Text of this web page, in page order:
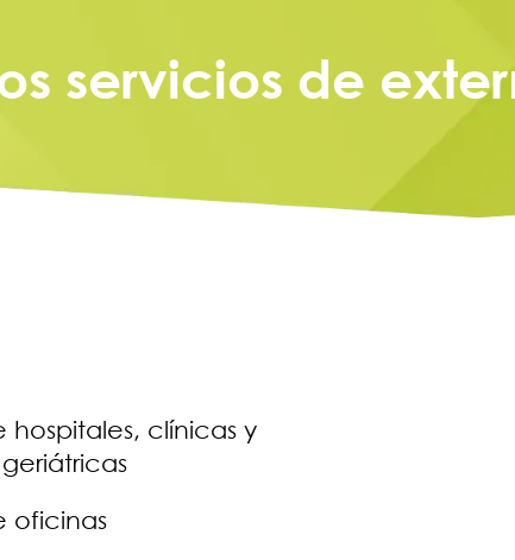
servicios de
hospitales, clínicas y
oficinas